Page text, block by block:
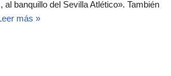
al banquillo del Sevilla Atlético». También
más »